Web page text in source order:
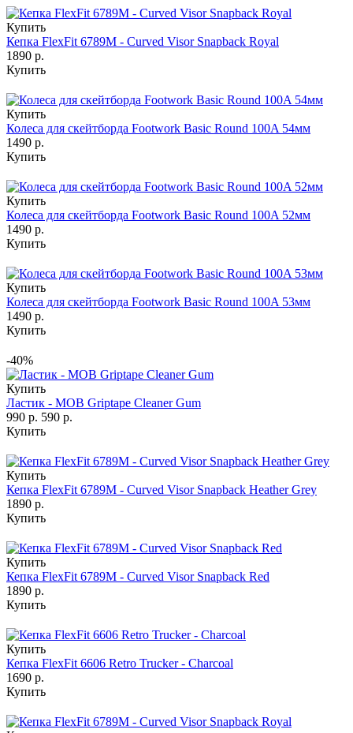
Купить
Кепка FlexFit 6789M - Curved Visor Snapback Royal
1890 р.
Купить
Купить
Колеса для скейтборда Footwork Basic Round 100A 54мм
1490 р.
Купить
Купить
Колеса для скейтборда Footwork Basic Round 100A 52мм
1490 р.
Купить
Купить
Колеса для скейтборда Footwork Basic Round 100A 53мм
1490 р.
Купить
-40%
Купить
Ластик - MOB Griptape Cleaner Gum
990 р. 590 р.
Купить
Купить
Кепка FlexFit 6789M - Curved Visor Snapback Heather Grey
1890 р.
Купить
Купить
Кепка FlexFit 6789M - Curved Visor Snapback Red
1890 р.
Купить
Купить
Кепка FlexFit 6606 Retro Trucker - Charcoal
1690 р.
Купить